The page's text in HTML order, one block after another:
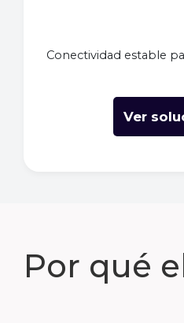
Conectividad estable
Ver
Por qué